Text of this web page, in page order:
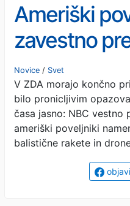
Ameriški
zavestno
nekatere
drone, ker
Novice / Svet
V ZDA morajo končno
bilo pronicljivim
časa jasno: NBC vestno
ameriški poveljniki
balistične rakete in
objavi